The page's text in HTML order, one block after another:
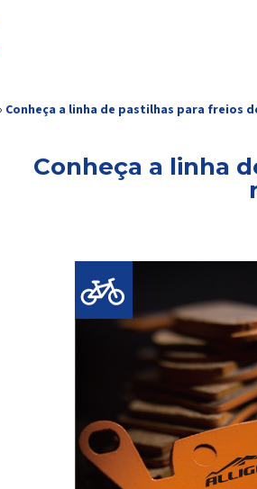
Conheça a linha de pastilhas para freios
Conheça a linha